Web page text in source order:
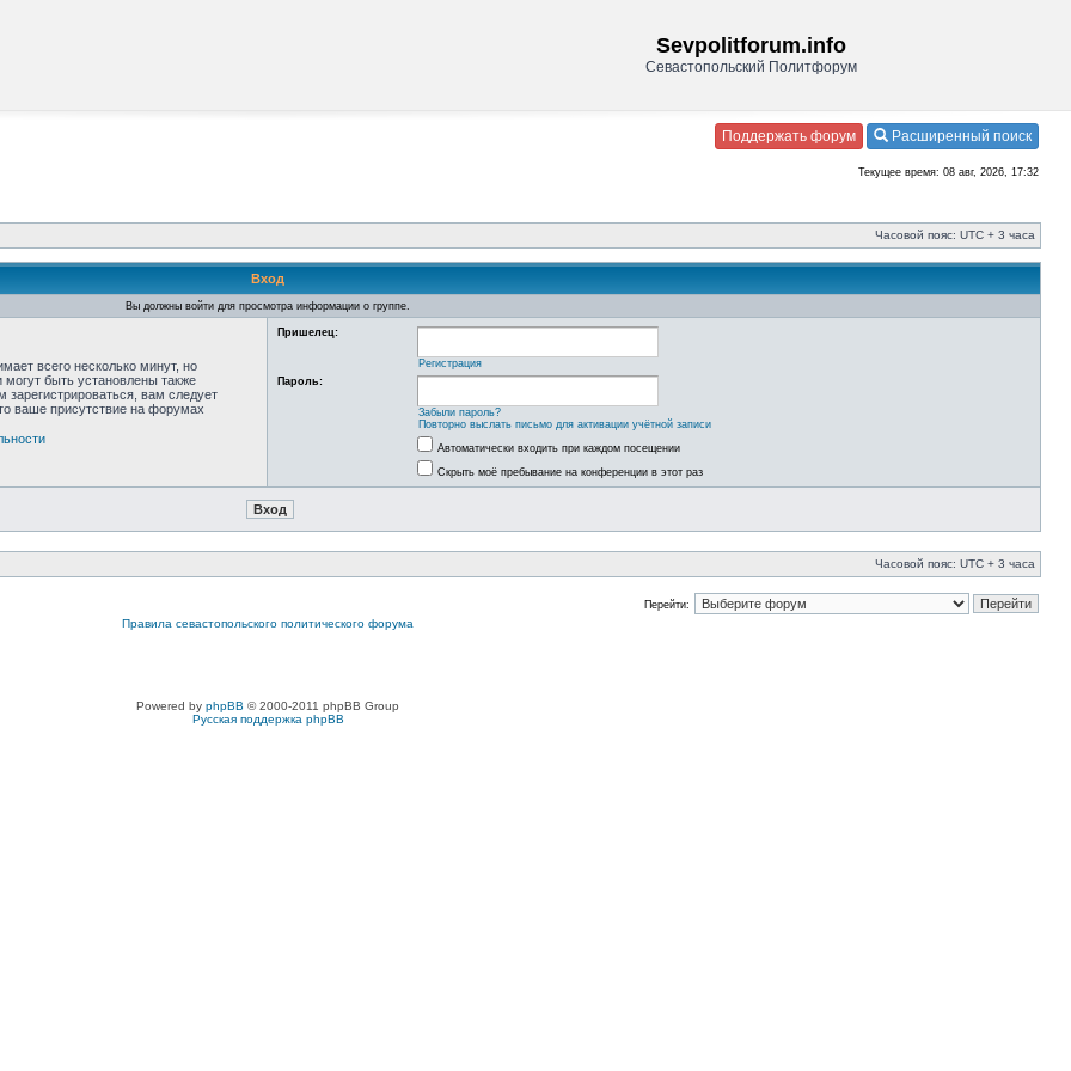
Sevpolitforum.info
Севастопольский Политфорум
Поддержать форум Расширенный поиск
Текущее время: 08 авг, 2026, 17:32
Часовой пояс: UTC + 3 часа
Вход
Вы должны войти для просмотра информации о группе.
всего несколько минут, но
быть установлены также
зарегистрироваться, вам следует
ваше присутствие на форумах
Пришелец:
Регистрация
Пароль:
Забыли пароль?
Повторно выслать письмо для активации учётной записи
Автоматически входить при каждом посещении
Скрыть моё пребывание на конференции в этот раз
Часовой пояс: UTC + 3 часа
Перейти:
Правила севастопольского политического форума
Powered by phpBB © 2000-2011 phpBB Group
Русская поддержка phpBB